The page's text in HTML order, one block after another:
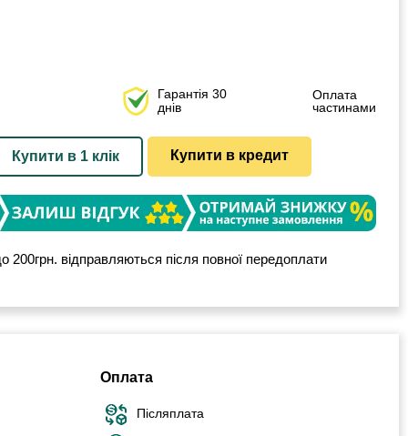
Гарантія 30
днів
Оплата
частинами
Купити в 1 клік Купити в кредит
відправляються після повної передоплати
Оплата
Післяплата